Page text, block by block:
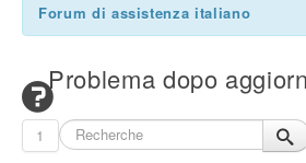
Forum di assistenza italiano
Problema dopo
1